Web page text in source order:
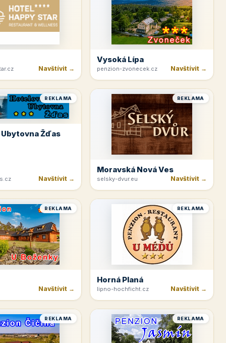
Navštívit →
Vysoká Lípa
penzion-zvonecek.cz Navštívit →
REKLAMA
Žďas
Navštívit →
REKLAMA
Moravská Nová Ves
selsky-dvur.eu Navštívit →
REKLAMA
Navštívit →
REKLAMA
Horná Planá
lipno-hochficht.cz Navštívit →
REKLAMA REKLAMA